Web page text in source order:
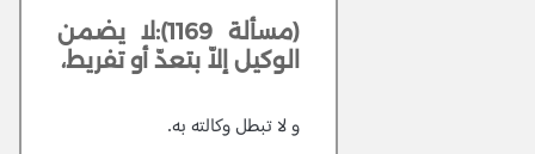
(مسألة 1169):لا يضمن
الوكيل إلاّ بتعدّ أو تفريط،
و لا تبطل وكالته به.